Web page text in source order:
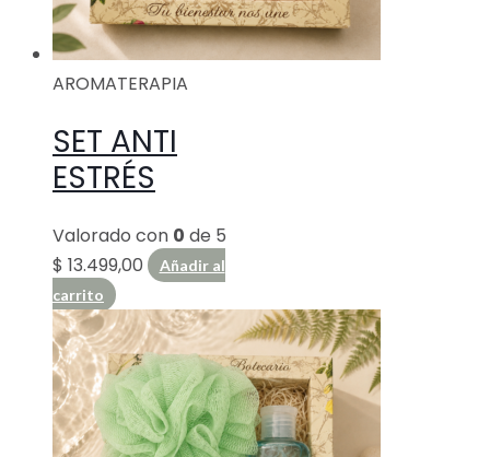
AROMATERAPIA
SET ANTI
ESTRÉS
Valorado con 0 de 5
$ 13.499,00
Añadir al
carrito